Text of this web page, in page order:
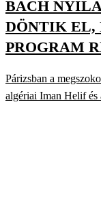
BACH
DÖNTIK EL,
PROGRAM
Párizsban a
algériai Iman Helif és